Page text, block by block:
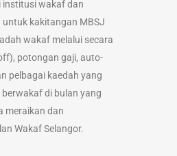
institusi wakaf dan
untuk kakitangan MBSJ
wakaf melalui secara
potongan gaji, auto-
pelbagai kaedah yang
di bulan yang
meraikan dan
Wakaf Selangor.